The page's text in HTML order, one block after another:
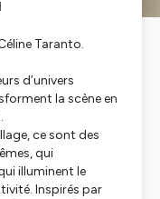
Taranto.
d’univers
la scène en
ce sont des
qui
illuminent le
Inspirés par